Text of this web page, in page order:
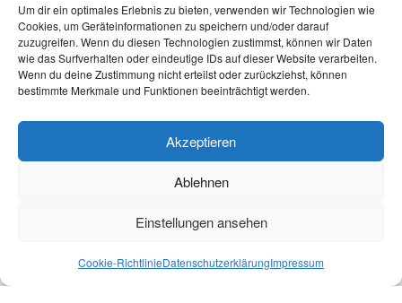
Um dir ein optimales Erlebnis zu bieten, verwenden wir Technologien wie
Cookies, um Geräteinformationen zu speichern und/oder darauf
zuzugreifen. Wenn du diesen Technologien zustimmst, können wir Daten
wie das Surfverhalten oder eindeutige IDs auf dieser Website verarbeiten.
Wenn du deine Zustimmung nicht erteilst oder zurückziehst, können
bestimmte Merkmale und Funktionen beeinträchtigt werden.
Akzeptieren
Ablehnen
Einstellungen ansehen
Cookie-RichtlinieDatenschutzerklärungImpressum
Wir wollen „nicht Probleme kompensieren, sondern
Entwicklung aktivieren“.
(Gerald Hüter)
Die Aufgabe der Umgebung ist nicht, das Kind zu formen,
sondern ihm zu erlauben, sich zu offenbaren.
„Das Spiel ist die höchste Form der Forschung.“
(Zitat aus Afrika)